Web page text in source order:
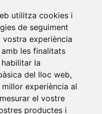
utilitza cookies i
de seguiment
vostra experiència
les finalitats
la
del lloc web,
experiència al
el vostre
productes i
Universitat d'Alacant
Autònoma de
•
de Girona•
•Universitat
Universitat Jaume I
Miguel Hernández